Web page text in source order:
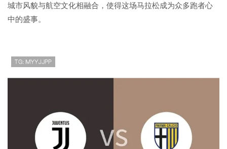
城市风貌与航空文化相融合，使得这场马拉松成为众多跑者心
中的盛事。